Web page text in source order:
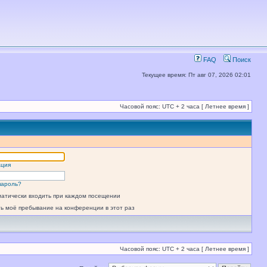
FAQ Поиск
Текущее время: Пт авг 07, 2026 02:01
Часовой пояс: UTC + 2 часа [ Летнее время ]
входить при каждом посещении
моё пребывание на конференции в этот раз
Часовой пояс: UTC + 2 часа [ Летнее время ]